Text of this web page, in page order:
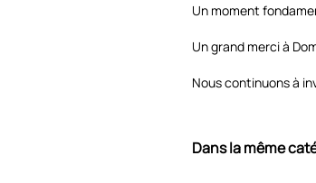
Un moment
Un grand merci à
Nous continuons à
Dans la même